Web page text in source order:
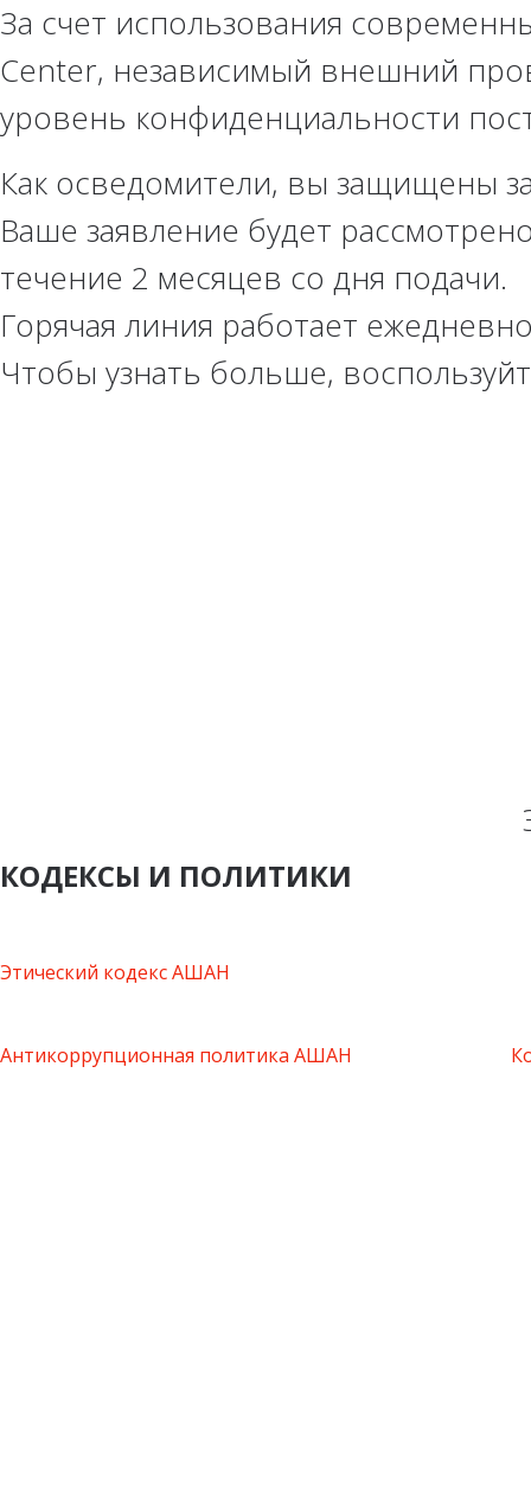
За счет использования
Center, независимый внешний
уровень конфиденциальности
Как осведомители, вы защищены
Ваше заявление будет
течение 2 месяцев со дня подачи.
Горячая линия работает
Чтобы узнать больше,
КОДЕКСЫ И ПОЛИТИКИ
Этический кодекс АШАН
Антикоррупционная политика АШАН